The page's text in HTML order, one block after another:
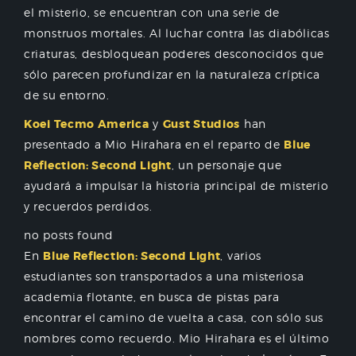
el misterio, se encuentran con una serie de
monstruos mortales. Al luchar contra las diabólicas
criaturas, desbloquean poderes desconocidos que
sólo parecen profundizar en la naturaleza críptica
de su entorno.
Koei Tecmo America y Gust Studios han
presentado a Mio Hirahara en el reparto de Blue
Reflection: Second Light , un personaje que
ayudará a impulsar la historia principal de misterio
y recuerdos perdidos.
no posts found
En Blue Reflection: Second Light , varios
estudiantes son transportados a una misteriosa
academia flotante, en busca de pistas para
encontrar el camino de vuelta a casa, con sólo sus
nombres como recuerdo. Mio Hirahara es el último